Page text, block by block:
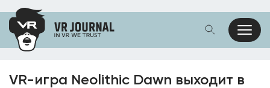
VR-игра Neolithic Dawn выходит в